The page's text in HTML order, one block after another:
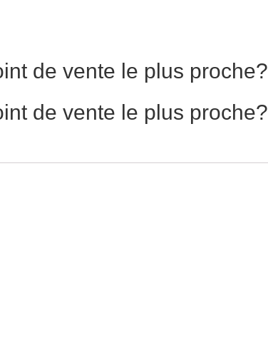
de vente le plus proche?
de vente le plus proche?